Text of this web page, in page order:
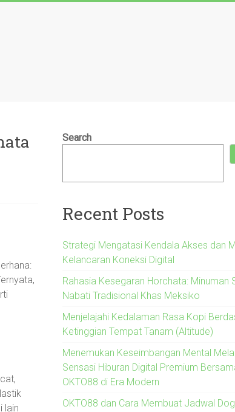
lain
Search
Recent Posts
Strategi Mengatasi Kendala Akses dan
Kelancaran Koneksi Digital
Rahasia Kesegaran Horchata: Minuman
Nabati Tradisional Khas Meksiko
Menjelajahi Kedalaman Rasa Kopi
Ketinggian Tempat Tanam (Altitude)
Menemukan Keseimbangan Mental
Sensasi Hiburan Digital Premium
OKTO88 di Era Modern
OKTO88 dan Cara Membuat Jadwal